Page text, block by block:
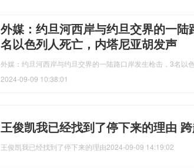
外媒：约旦河西岸与约旦交界的一陆
名以色列人死亡，内塔尼亚胡发声
外媒：约旦河西岸与约旦交界的一陆路口岸发生枪击，3名以
2024-09-09 10:38:01
王俊凯我已经找到了停下来的理由
王俊凯我已经找到了停下来的理由2024-09-09 14:19:02